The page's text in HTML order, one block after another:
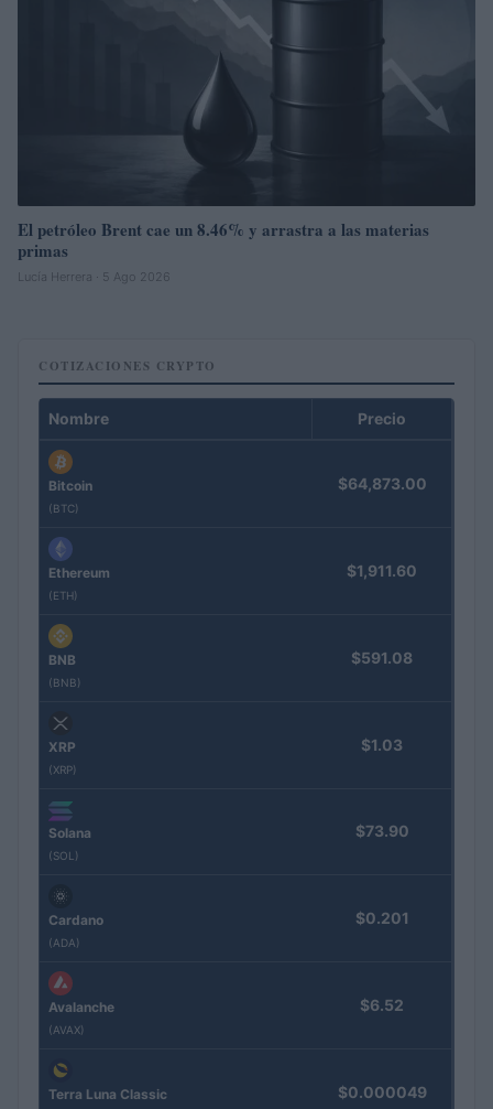
El petróleo Brent cae un 8.46% y arrastra a las materias
primas
Lucía Herrera · 5 Ago 2026
COTIZACIONES CRYPTO
Nombre Precio
Bitcoin
(BTC)
$64,873.00
Ethereum
(ETH)
$1,911.60
BNB
(BNB)
$591.08
XRP
(XRP)
$1.03
Solana
(SOL)
$73.90
Cardano
(ADA)
$0.201
Avalanche
(AVAX)
$6.52
Terra Luna Classic $0.000049